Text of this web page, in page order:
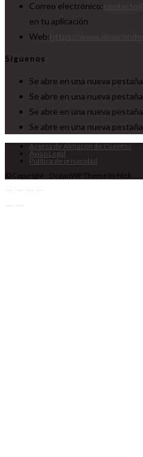
Correo electrónico:
en tu aplicación
Web:
Síguenos
Se abre en una nueva pestaña
Se abre en una nueva pestaña
Se abre en una nueva pestaña
Se abre en una nueva pestaña
Acerca de Almacén de Cuentos
Aviso Legal
Política de privacidad
© Copyright - OceanWP Theme by Nick